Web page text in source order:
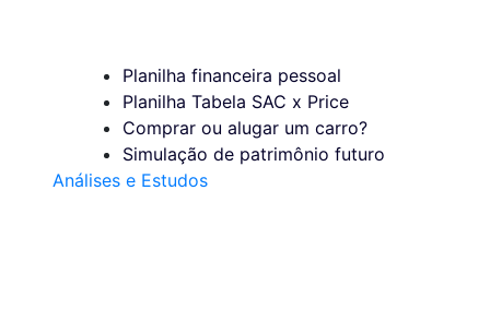
Planilha financeira pessoal
Planilha Tabela SAC x Price
Comprar ou alugar um carro?
Simulação de patrimônio futuro
Análises e Estudos